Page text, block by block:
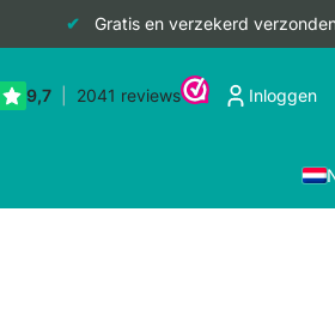
Gratis en verzekerd
Inloggen